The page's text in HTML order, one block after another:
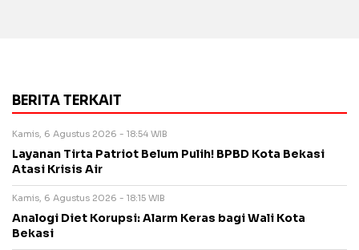
BERITA TERKAIT
Kamis, 6 Agustus 2026 - 18:54 WIB
Layanan Tirta Patriot Belum Pulih! BPBD Kota Bekasi
Atasi Krisis Air
Kamis, 6 Agustus 2026 - 18:15 WIB
Analogi Diet Korupsi: Alarm Keras bagi Wali Kota
Bekasi